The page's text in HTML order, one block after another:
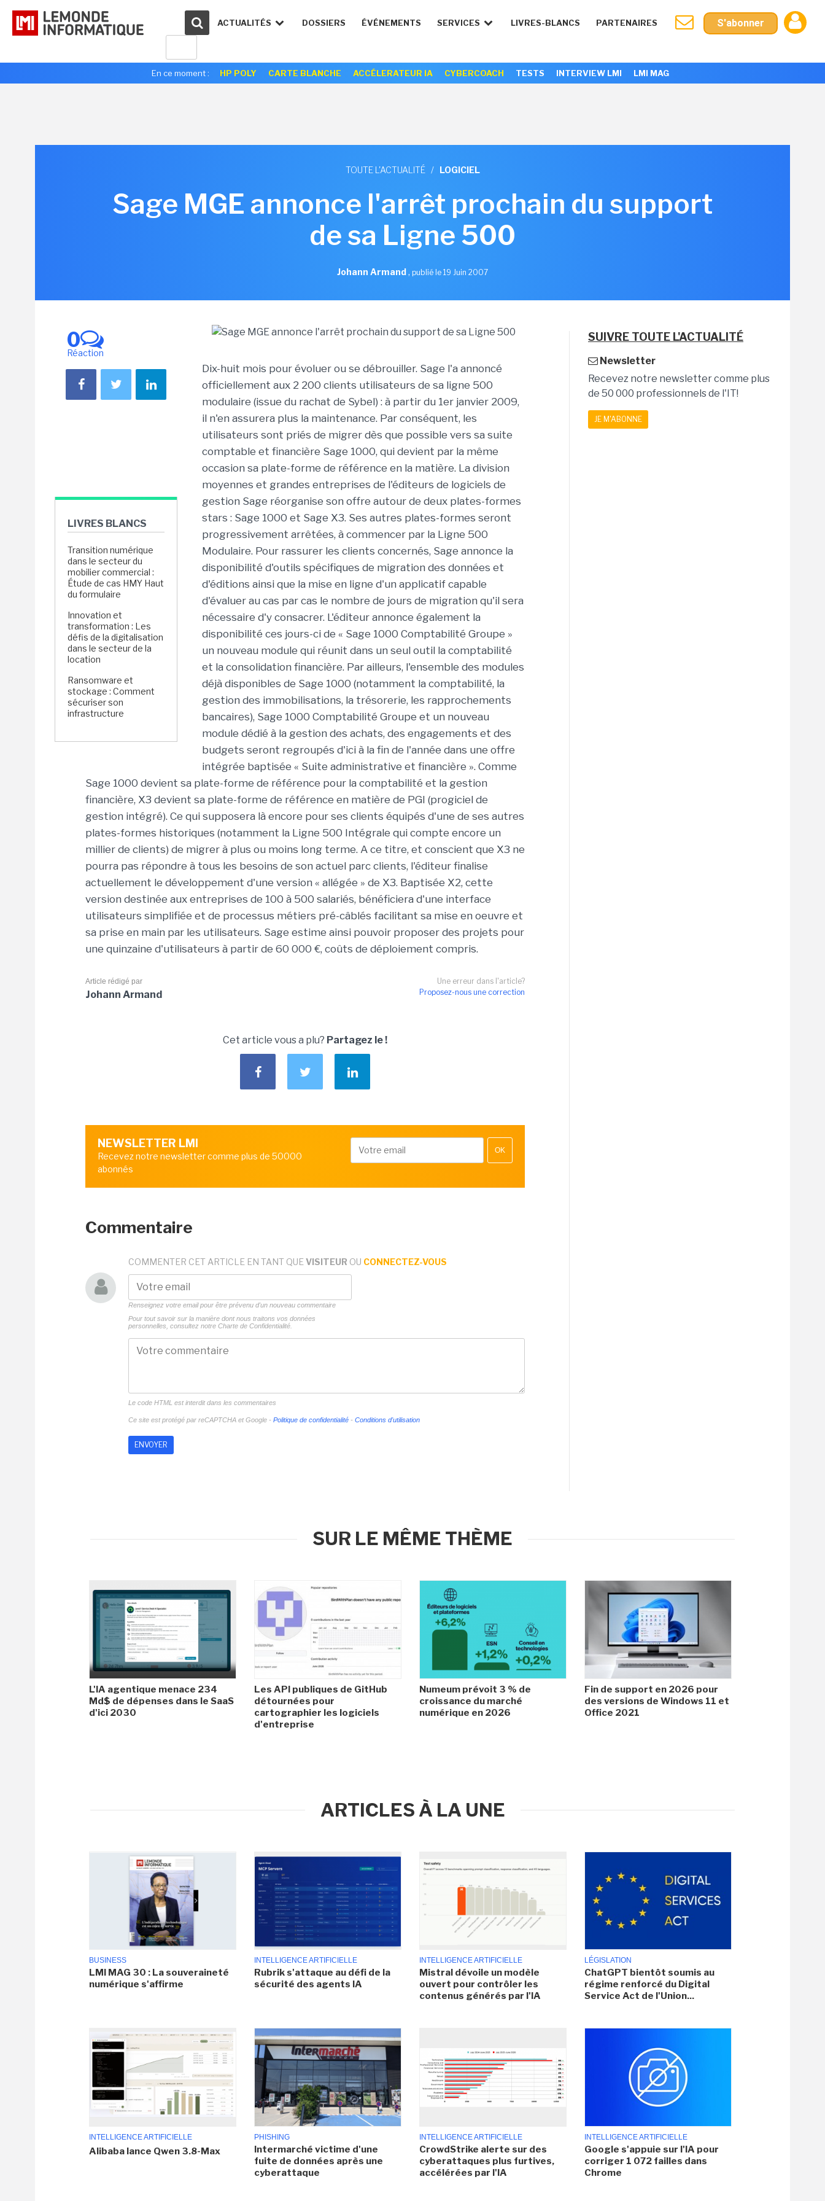
ACTUALITÉS DOSSIERS ÉVÉNEMENTS SERVICES LIVRES-BLANCS PARTENAIRES S'abonner
En ce moment : HP POLY CARTE BLANCHE ACCÉLERATEUR IA CYBERCOACH TESTS INTERVIEW LMI LMI MAG
TOUTE L'ACTUALITÉ / LOGICIEL
Sage MGE annonce l'arrêt prochain du support
de sa Ligne 500
Johann Armand, publié le 19 Juin 2007
0
Réaction
LIVRES BLANCS
Transition numérique
dans le secteur du
mobilier commercial :
Étude de cas HMY Haut
du formulaire
Innovation et
transformation : Les
défis de la digitalisation
dans le secteur de la
location
Ransomware et
stockage : Comment
sécuriser son
infrastructure
Dix-huit mois pour évoluer ou se débrouiller. Sage l'a annoncé
officiellement aux 2 200 clients utilisateurs de sa ligne 500
modulaire (issue du rachat de Sybel) : à partir du 1er janvier 2009,
il n'en assurera plus la maintenance. Par conséquent, les
utilisateurs sont priés de migrer dès que possible vers sa suite
comptable et financière Sage 1000, qui devient par la même
occasion sa plate-forme de référence en la matière. La division
moyennes et grandes entreprises de l'éditeurs de logiciels de
gestion Sage réorganise son offre autour de deux plates-formes
stars : Sage 1000 et Sage X3. Ses autres plates-formes seront
progressivement arrêtées, à commencer par la Ligne 500
Modulaire. Pour rassurer les clients concernés, Sage annonce la
disponibilité d'outils spécifiques de migration des données et
d'éditions ainsi que la mise en ligne d'un applicatif capable
d'évaluer au cas par cas le nombre de jours de migration qu'il sera
nécessaire d'y consacrer. L'éditeur annonce également la
disponibilité ces jours-ci de « Sage 1000 Comptabilité Groupe »
un nouveau module qui réunit dans un seul outil la comptabilité
et la consolidation financière. Par ailleurs, l'ensemble des modules
déjà disponibles de Sage 1000 (notamment la comptabilité, la
gestion des immobilisations, la trésorerie, les rapprochements
bancaires), Sage 1000 Comptabilité Groupe et un nouveau
module dédié à la gestion des achats, des engagements et des
budgets seront regroupés d'ici à la fin de l'année dans une offre
intégrée baptisée « Suite administrative et financière ». Comme
Sage 1000 devient sa plate-forme de référence pour la comptabilité et la gestion
financière, X3 devient sa plate-forme de référence en matière de PGI (progiciel de
gestion intégré). Ce qui supposera là encore pour ses clients équipés d'une de ses autres
plates-formes historiques (notamment la Ligne 500 Intégrale qui compte encore un
millier de clients) de migrer à plus ou moins long terme. A ce titre, et conscient que X3 ne
pourra pas répondre à tous les besoins de son actuel parc clients, l'éditeur finalise
actuellement le développement d'une version « allégée » de X3. Baptisée X2, cette
version destinée aux entreprises de 100 à 500 salariés, bénéficiera d'une interface
utilisateurs simplifiée et de processus métiers pré-câblés facilitant sa mise en oeuvre et
sa prise en main par les utilisateurs. Sage estime ainsi pouvoir proposer des projets pour
une quinzaine d'utilisateurs à partir de 60 000 €, coûts de déploiement compris.
Une erreur dans l'article?
Proposez-nous une correction
Article rédigé par
Johann Armand
Cet article vous a plu? Partagez le !
NEWSLETTER LMI
Recevez notre newsletter comme plus de 50000
abonnés
OK
Commentaire
COMMENTER CET ARTICLE EN TANT QUE VISITEUR OU CONNECTEZ-VOUS
Renseignez votre email pour être prévenu d'un nouveau commentaire
Pour tout savoir sur la manière dont nous traitons vos données
personnelles, consultez notre Charte de Confidentialité.
Le code HTML est interdit dans les commentaires
Ce site est protégé par reCAPTCHA et Google - Politique de confidentialité - Conditions d'utilisation
SUIVRE TOUTE L'ACTUALITÉ
Newsletter
Recevez notre newsletter comme plus
de 50 000 professionnels de l'IT!
JE M'ABONNE
SUR LE MÊME THÈME
L'IA agentique menace 234
Md$ de dépenses dans le SaaS
d'ici 2030
Les API publiques de GitHub
détournées pour
cartographier les logiciels
d'entreprise
Numeum prévoit 3 % de
croissance du marché
numérique en 2026
Fin de support en 2026 pour
des versions de Windows 11 et
Office 2021
ARTICLES À LA UNE
BUSINESS
LMI MAG 30 : La souveraineté
numérique s'affirme
INTELLIGENCE ARTIFICIELLE
Rubrik s'attaque au défi de la
sécurité des agents IA
INTELLIGENCE ARTIFICIELLE
Mistral dévoile un modèle
ouvert pour contrôler les
contenus générés par l'IA
LÉGISLATION
ChatGPT bientôt soumis au
régime renforcé du Digital
Service Act de l'Union...
INTELLIGENCE ARTIFICIELLE
Alibaba lance Qwen 3.8-Max
PHISHING
Intermarché victime d'une
fuite de données après une
cyberattaque
INTELLIGENCE ARTIFICIELLE
CrowdStrike alerte sur des
cyberattaques plus furtives,
accélérées par l'IA
INTELLIGENCE ARTIFICIELLE
Google s'appuie sur l'IA pour
corriger 1 072 failles dans
Chrome